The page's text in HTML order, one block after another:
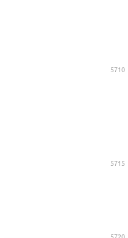
5710
5715